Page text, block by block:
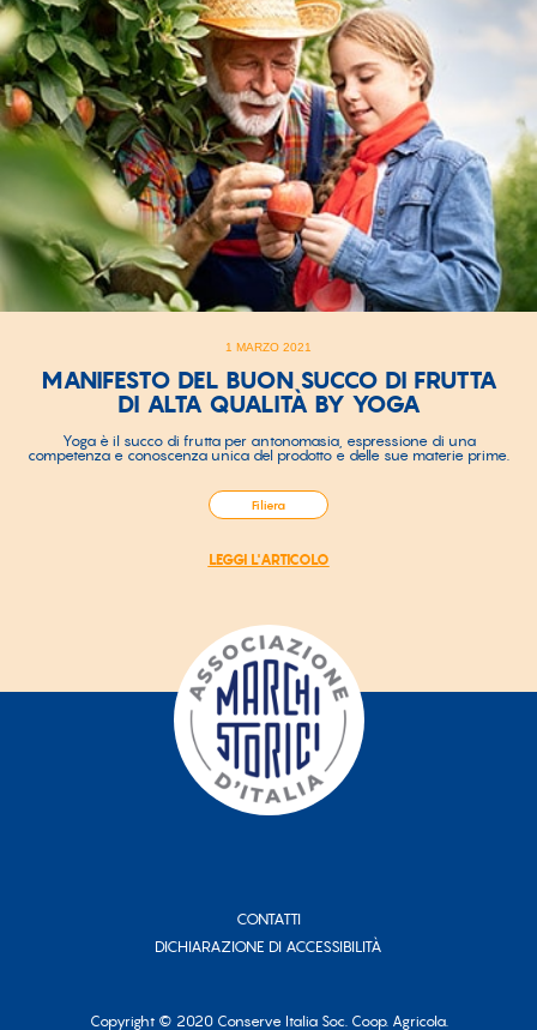
1 MARZO 2021
MANIFESTO DEL BUON SUCCO DI FRUTTA
DI ALTA QUALITÀ BY YOGA
Yoga è il succo di frutta per antonomasia, espressione di una
competenza e conoscenza unica del prodotto e delle sue materie prime.
Filiera
LEGGI L'ARTICOLO
CONTATTI
DICHIARAZIONE DI ACCESSIBILITÀ
Copyright © 2020 Conserve Italia Soc. Coop. Agricola.